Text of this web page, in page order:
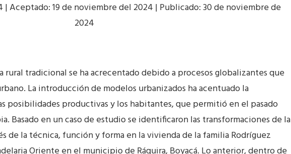
Aceptado: 19 de noviembre del 2024 | Publicado: 30 de noviembre de
2024
rural tradicional se ha acrecentado debido a procesos globalizantes que
La introducción de modelos urbanizados ha acentuado la
posibilidades productivas y los habitantes, que permitió en el pasado
Basado en un caso de estudio se identificaron las transformaciones de la
de la técnica, función y forma en la vivienda de la familia Rodríguez
Oriente en el municipio de Ráquira, Boyacá. Lo anterior, dentro de